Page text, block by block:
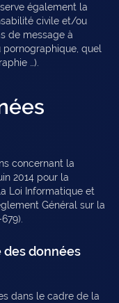
également la
civile et/ou
de message à
pornographique, quel
…).
concernant la
2014 pour la
Loi Informatique et
Général sur la
des données
dans le cadre de la